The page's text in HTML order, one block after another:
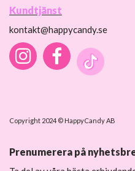
Kundtjänst
kontakt@happycandy.se
Copyright 2024 © HappyCandy AB
Prenumerera på